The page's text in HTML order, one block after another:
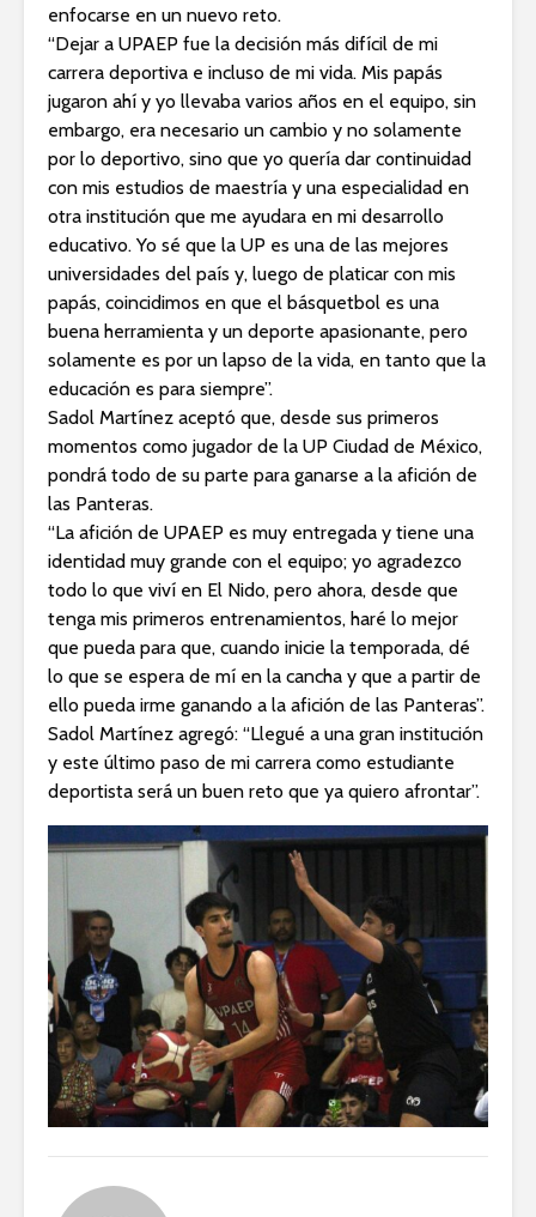
enfocarse en un nuevo reto.
“Dejar a UPAEP fue la decisión más difícil de mi
carrera deportiva e incluso de mi vida. Mis papás
jugaron ahí y yo llevaba varios años en el equipo, sin
embargo, era necesario un cambio y no solamente
por lo deportivo, sino que yo quería dar continuidad
con mis estudios de maestría y una especialidad en
otra institución que me ayudara en mi desarrollo
educativo. Yo sé que la UP es una de las mejores
universidades del país y, luego de platicar con mis
papás, coincidimos en que el básquetbol es una
buena herramienta y un deporte apasionante, pero
solamente es por un lapso de la vida, en tanto que la
educación es para siempre”.
Sadol Martínez aceptó que, desde sus primeros
momentos como jugador de la UP Ciudad de México,
pondrá todo de su parte para ganarse a la afición de
las Panteras.
“La afición de UPAEP es muy entregada y tiene una
identidad muy grande con el equipo; yo agradezco
todo lo que viví en El Nido, pero ahora, desde que
tenga mis primeros entrenamientos, haré lo mejor
que pueda para que, cuando inicie la temporada, dé
lo que se espera de mí en la cancha y que a partir de
ello pueda irme ganando a la afición de las Panteras”.
Sadol Martínez agregó: “Llegué a una gran institución
y este último paso de mi carrera como estudiante
deportista será un buen reto que ya quiero afrontar”.